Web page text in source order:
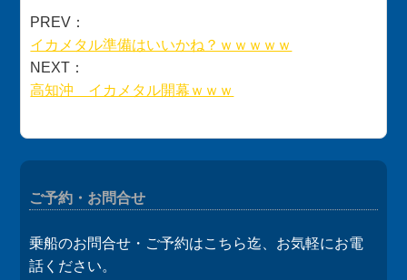
PREV：
イカメタル準備はいいかね？ｗｗｗｗｗ
NEXT：
高知沖 イカメタル開幕ｗｗｗ
ご予約・お問合せ
乗船のお問合せ・ご予約はこちら迄、お気軽にお電
話ください。